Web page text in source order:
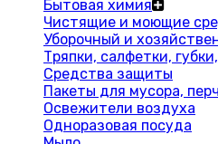
Бытовая химия
Чистящие и моющие
Уборочный и
Тряпки, салфетки,
Средства защиты
Пакеты для мусора,
Освежители воздуха
Одноразовая посуда